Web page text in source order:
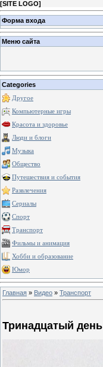
[SITE LOGO]
Форма входа
Меню сайта
Categories
Другое
Компьютерные игры
Красота и здоровье
Люди и блоги
Музыка
Общество
Путешествия и события
Развлечения
Сериалы
Спорт
Транспорт
Фильмы и анимация
Хобби и образование
Юмор
Главная » Видео » Транспорт
Тринадцатый день